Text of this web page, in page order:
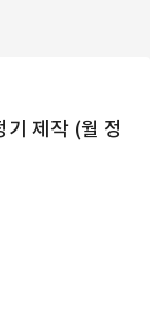
제작 (월 정